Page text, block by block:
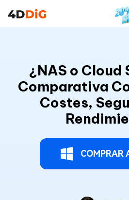
¿NAS o Cloud
Comparativa
Costes,
COMPRAR